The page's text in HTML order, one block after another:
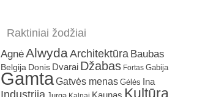
Raktiniai žodžiai
AgnėAlwydaArchitektūra Baubas
Belgija Donis Dvarai Džabas Fortas Gabija
GamtaGatvės menas Gėlės Ina
Industrija Kultūra